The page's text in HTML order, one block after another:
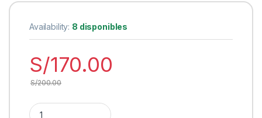
Availability: 8 disponibles
S/170.00
S/200.00
Cantidad Tinta Epson T942120-AL, R04X, 136ml, Negro